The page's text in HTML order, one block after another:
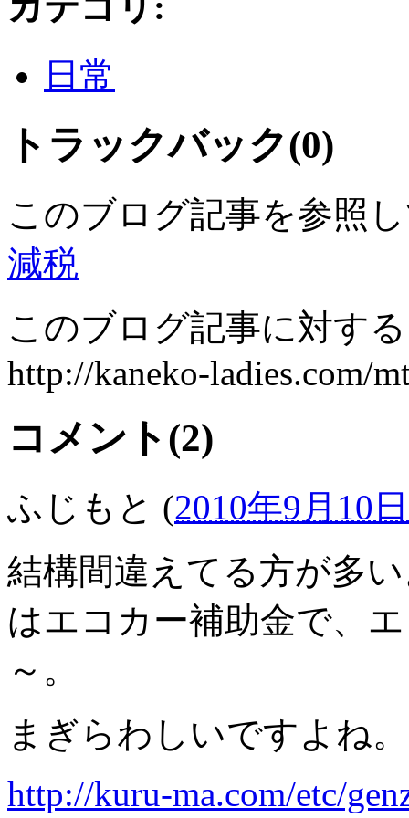
日常
トラックバック(0)
このブログ記事を参照
減税
このブログ記事に対す
http://kaneko-ladies.com/
コメント(2)
ふじもと (2010年9月10
結構間違えてる方が多
はエコカー補助金で、
～。
まぎらわしいですよね。
http://kuru-ma.com/etc/